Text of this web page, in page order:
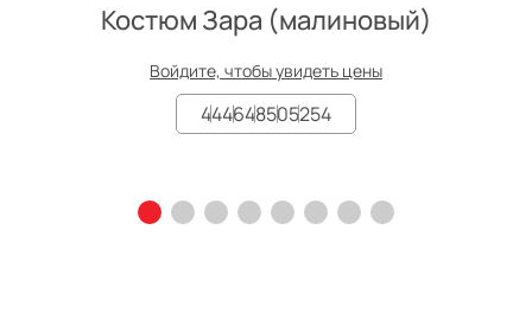
Костюм Зара (малиновый)
Войдите, чтобы увидеть цены
444648505254